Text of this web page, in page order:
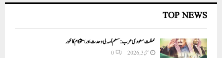
TOP NEWS
مملکت سعودی عرب: مسلم اُمہ کی وحدت اور استحکام کا محور
مئی 3, 2026 0